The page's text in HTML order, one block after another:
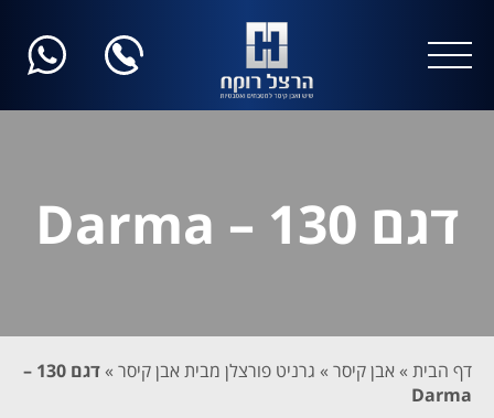
דגם 130 – Darma
דף הבית »אבן קיסר » גרניט פורצלן מבית אבן קיסר »
דגם 130 –
Darma